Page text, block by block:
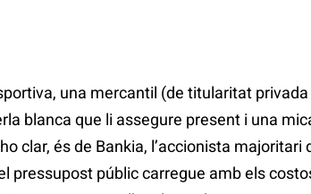
una mercantil (de titularitat
blanca que li assegure present i una
clar, és de Bankia, l’accionista majoritari
pressupost públic carregue amb els